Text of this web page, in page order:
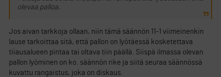
olevaa palloa.
Jos aivan tarkkoja ollaan, niin tämä säännön 11-1 viimeinenkin
lause tarkoittaa sitä, että pallon on lyötäessä kosketettava
tiiausalueen pintaa tai oltava tiin päällä. Siispä ilmassa olevan
pallon lyöminen on ko. säännön rike ja siitä seuraa säännössä
kuvattu rangaistus, joka on diskaus.